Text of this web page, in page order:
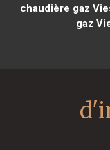
chaudière gaz
gaz